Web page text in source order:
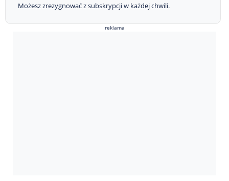
Możesz zrezygnować z subskrypcji w każdej chwili.
reklama